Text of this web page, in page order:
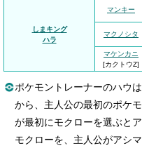
しまキング
ハラ
マンキー
マクノシタ
マケンカニ
[カクトウZ]
ポケモントレーナーのハウ
から、主人公の最初のポケ
が最初にモクローを選ぶと
モクローを、主人公がアシ